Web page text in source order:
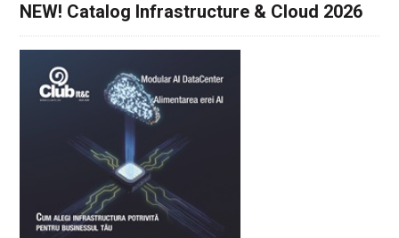
NEW! Catalog Infrastructure & Cloud 2026